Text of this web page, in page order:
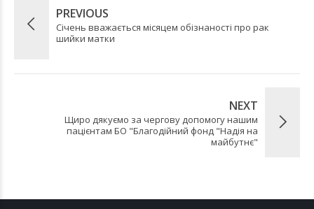
PREVIOUS
Січень вважається місяцем обізнаності про рак
шийки матки
NEXT
Щиро дякуємо за чергову допомогу нашим
пацієнтам БО "Благодійний фонд "Надія на
майбутнє"